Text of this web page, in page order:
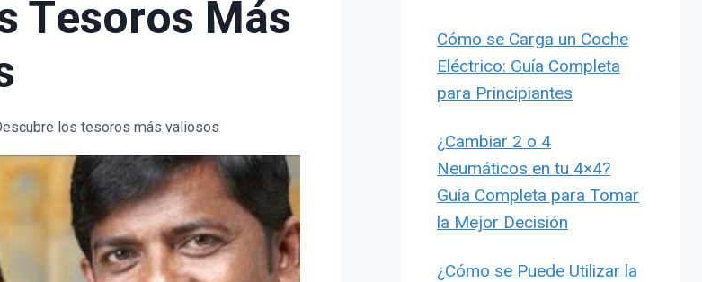
Tesoros Más
los tesoros más valiosos
Cómo se Carga un Coche
Eléctrico: Guía Completa
para Principiantes
¿Cambiar 2 o 4
Neumáticos en tu 4×4?
Guía Completa para Tomar
la Mejor Decisión
¿Cómo se Puede Utilizar la